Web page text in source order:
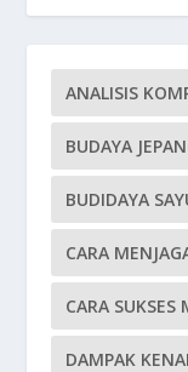
ANALISIS
BUDAYA
BUDIDAYA
CARA
CARA SUKSES
DAMPAK